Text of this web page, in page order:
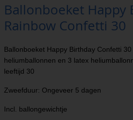
Ballonboeket Happy
Rainbow Confetti 30
Ballonboeket Happy Birthday Confetti
heliumballonnen en 3 latex
leeftijd 30
Zweefduur: Ongeveer 5 dagen
Incl. ballongewichtje